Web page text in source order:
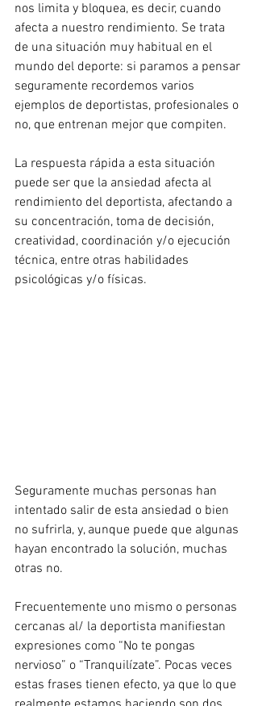
nos limita y bloquea, es decir, cuando
afecta a nuestro rendimiento. Se trata
de una situación muy habitual en el
mundo del deporte: si paramos a pensar
seguramente recordemos varios
ejemplos de deportistas, profesionales o
no, que entrenan mejor que compiten.
La respuesta rápida a esta situación
puede ser que la ansiedad afecta al
rendimiento del deportista, afectando a
su concentración, toma de decisión,
creatividad, coordinación y/o ejecución
técnica, entre otras habilidades
psicológicas y/o físicas.
Seguramente muchas personas han
intentado salir de esta ansiedad o bien
no sufrirla, y, aunque puede que algunas
hayan encontrado la solución, muchas
otras no.
Frecuentemente uno mismo o personas
cercanas al/ la deportista manifiestan
expresiones como “No te pongas
nervioso” o “Tranquilízate”. Pocas veces
estas frases tienen efecto, ya que lo que